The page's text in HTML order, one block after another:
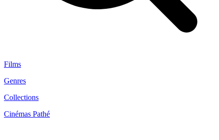
Films
Genres
Collections
Cinémas Pathé